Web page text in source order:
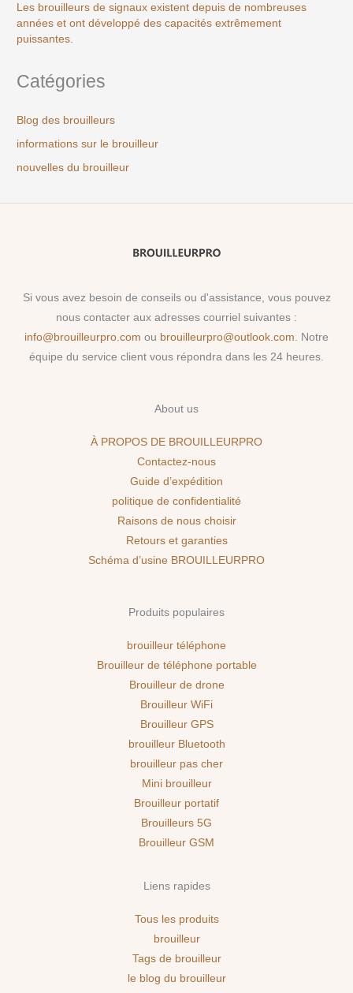
Les brouilleurs de signaux existent depuis de nombreuses
années et ont développé des capacités extrêmement
puissantes.
Catégories
Blog des brouilleurs
informations sur le brouilleur
nouvelles du brouilleur
Si vous avez besoin de conseils ou d'assistance, vous pouvez
nous contacter aux adresses courriel suivantes :
info@brouilleurpro.com ou brouilleurpro@outlook.com. Notre
équipe du service client vous répondra dans les 24 heures.
About us
À PROPOS DE BROUILLEURPRO
Contactez-nous
Guide d’expédition
politique de confidentialité
Raisons de nous choisir
Retours et garanties
Schéma d’usine BROUILLEURPRO
Produits populaires
brouilleur téléphone
Brouilleur de téléphone portable
Brouilleur de drone
Brouilleur WiFi
Brouilleur GPS
brouilleur Bluetooth
brouilleur pas cher
Mini brouilleur
Brouilleur portatif
Brouilleurs 5G
Brouilleur GSM
Liens rapides
Tous les produits
brouilleur
Tags de brouilleur
le blog du brouilleur